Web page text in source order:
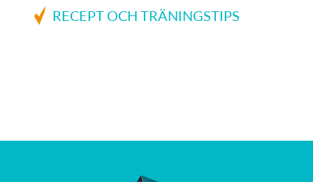
RECEPT OCH TRÄNINGSTIPS